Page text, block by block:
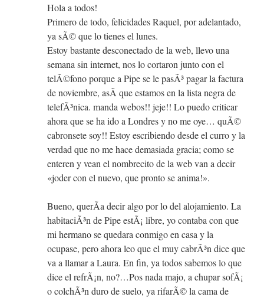
Hola a todos!
Primero de todo, felicidades Raquel, por adelantado,
ya sÃ© que lo tienes el lunes.
Estoy bastante desconectado de la web, llevo una
semana sin internet, nos lo cortaron junto con el
telÃ©fono porque a Pipe se le pasÃ³ pagar la factura
de noviembre, asÃ­ que estamos en la lista negra de
telefÃ³nica. manda webos!! jeje!! Lo puedo criticar
ahora que se ha ido a Londres y no me oye… quÃ©
cabronsete soy!! Estoy escribiendo desde el curro y la
verdad que no me hace demasiada gracia; como se
enteren y vean el nombrecito de la web van a decir
«joder con el nuevo, que pronto se anima!».
Bueno, querÃ­a decir algo por lo del alojamiento. La
habitaciÃ³n de Pipe estÃ¡ libre, yo contaba con que
mi hermano se quedara conmigo en casa y la
ocupase, pero ahora leo que el muy cabrÃ³n dice que
va a llamar a Laura. En fin, ya todos sabemos lo que
dice el refrÃ¡n, no?…Pos nada majo, a chupar sofÃ¡
o colchÃ³n duro de suelo, ya rifarÃ© la cama de